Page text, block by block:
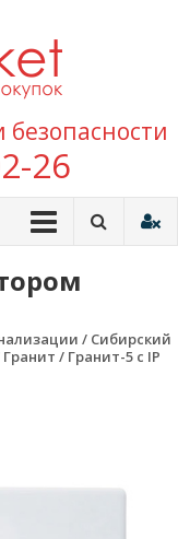
покупок
26
/ Сибирский
Гранит / Гранит-5 с IP